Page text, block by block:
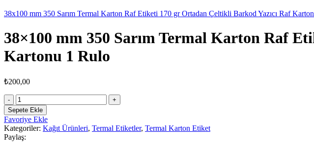
38x100 mm 350 Sarım Termal Karton Raf Etiketi 170 gr Ortadan Çeltikli Barkod Yazıcı Raf
38×100 mm 350 Sarım Termal Karton Raf
Kartonu 1 Rulo
₺200,00
38x100
mm
350
Sarım
Termal
Karton
Sepete Ekle
Favoriye Ekle
Kategoriler: Kağıt Ürünleri, Termal Etiketler, Termal Karton Etiket
Paylaş: